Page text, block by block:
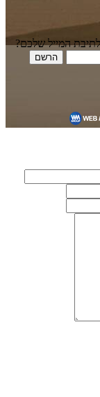
לתיבת המייל שלכם?